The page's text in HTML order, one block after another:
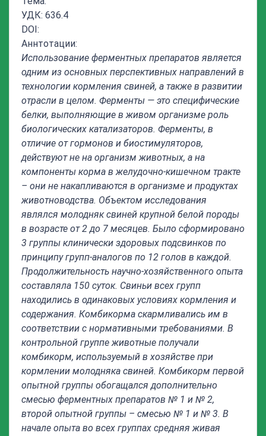
УДК: 636.4
DOI:
Аннтотации:
Использование ферментных препаратов является
одним из основных перспективных направлений в
технологии кормления свиней, а также в развитии
отрасли в целом. Ферменты — это специфические
белки, выполняющие в живом организме роль
биологических катализаторов. Ферменты, в
отличие от гормонов и биостимуляторов,
действуют не на организм животных, а на
компоненты корма в желудочно-кишечном тракте
– они не накапливаются в организме и продуктах
животноводства. Объектом исследования
являлся молодняк свиней крупной белой породы
в возрасте от 2 до 7 месяцев. Было сформировано
3 группы клинически здоровых подсвинков по
принципу групп-аналогов по 12 голов в каждой.
Продолжительность научно-хозяйственного опыта
составляла 150 суток. Свиньи всех групп
находились в одинаковых условиях кормления и
содержания. Комбикорма скармливались им в
соответствии с нормативными требованиями. В
контрольной группе животные получали
комбикорм, используемый в хозяйстве при
кормлении молодняка свиней. Комбикорм первой
опытной группы обогащался дополнительно
смесью ферментных препаратов № 1 и № 2,
второй опытной группы – смесью № 1 и № 3. В
начале опыта во всех группах средняя живая